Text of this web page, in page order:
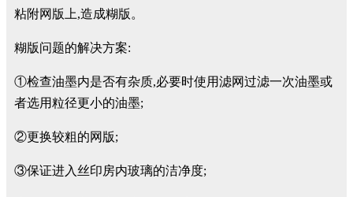
粘附网版上,造成糊版。
糊版问题的解决方案:
①检查油墨内是否有杂质,必要时使用滤网过滤一次油墨或
者选用粒径更小的油墨;
②更换较粗的网版;
③保证进入丝印房内玻璃的洁净度;